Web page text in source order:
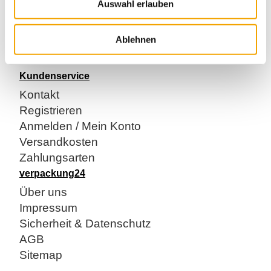
Auswahl erlauben
Ablehnen
55 % recycelter Gesamtanteil
Packband geeignet für leichte bis mittelschwere Pakete
Bitte beachten: Nur als Vielfaches von 36 bestellbar.
Kundenservice
Kontakt
Registrieren
Anmelden / Mein Konto
Versandkosten
Zahlungsarten
verpackung24
Über uns
Impressum
Sicherheit & Datenschutz
AGB
Sitemap